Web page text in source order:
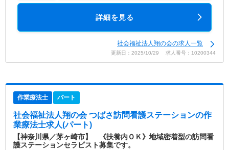
詳細を見る
社会福祉法人翔の会の求人一覧
更新日：2025/10/29 求人番号：10200344
作業療法士 パート
社会福祉法人翔の会 つばさ訪問看護ステーションの作
業療法士求人(パート)
【神奈川県／茅ヶ崎市】 《扶養内ＯＫ》地域密着型の訪問看
護ステーションセラピスト募集です。